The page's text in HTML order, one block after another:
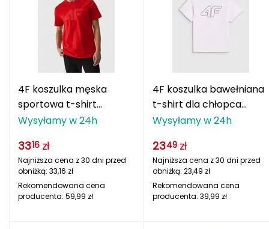
KONG
Kari Traa
Karpos
Katadyn
Kavu
4F koszulka męska
sportowa t-shirt
bawełniany M1844
Wysyłamy w 24h
3316 zł
Najniższa cena z 30 dni przed
obniżką: 33,16 zł
Rekomendowana cena
producenta: 59,99 zł
4F koszulka bawełniana
t-shirt dla chłopca
4FJWMM00TTSHM2331
Wysyłamy w 24h
2349 zł
Najniższa cena z 30 dni przed
obniżką: 23,49 zł
Rekomendowana cena
producenta: 39,99 zł